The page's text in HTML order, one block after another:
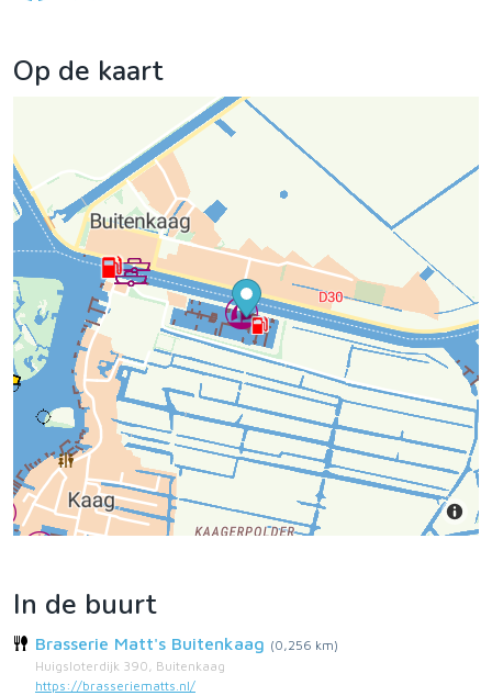
Op de kaart
In de buurt
Brasserie Matt's Buitenkaag (0,256 km)
Huigsloterdijk 390, Buitenkaag
https://brasseriematts.nl/